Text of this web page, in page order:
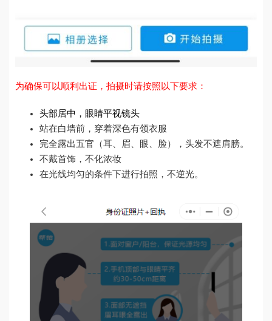
为确保可以顺利出证，拍摄时请按照以下要求：
头部居中，眼睛平视镜头
站在白墙前，穿着深色有领衣服
完全露出五官（耳、眉、眼、脸），头发不遮肩膀。
不戴首饰，不化浓妆
在光线均匀的条件下进行拍照，不逆光。